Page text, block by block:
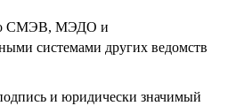
СМЭВ, МЭДО и
системами других ведомств
и юридически значимый